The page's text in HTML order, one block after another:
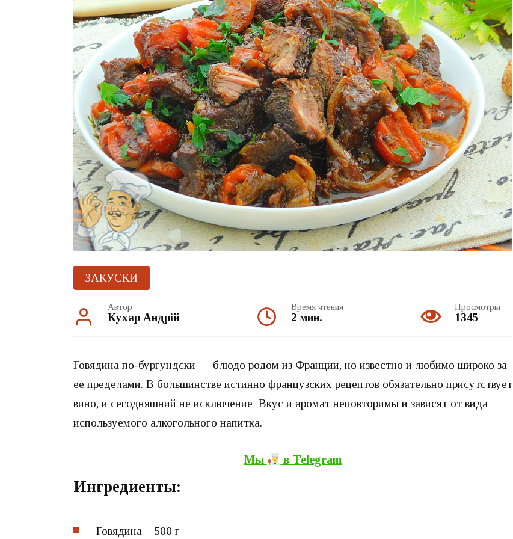
ЗАКУСКИ
Автор
Кухар Андрій
Время чтения
2 мин.
Просмотры
1345
Говядина по-бургундски — блюдо родом из Франции, но известно и любимо широко за
ее пределами. В большинстве истинно французских рецептов обязательно присутствует
вино, и сегодняшний не исключение Вкус и аромат неповторимы и зависят от вида
используемого алкогольного напитка.
Мы в Теlegram
Ингредиенты:
Говядина – 500 г